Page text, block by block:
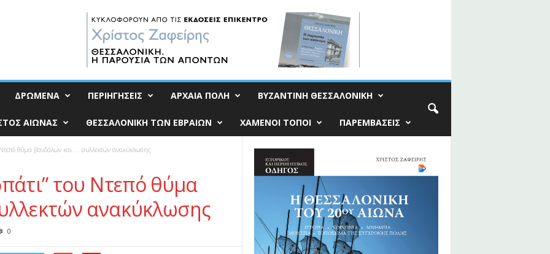
ΔΡΩΜΕΝΑ ΠΕΡΙΗΓΗΣΕΙΣ ΑΡΧΑΙΑ ΠΟΛΗ ΒΥΖΑΝΤΙΝΗ ΘΕΣΣΑΛΟΝΙΚΗ
ΑΙΩΝΑΣ ΘΕΣΣΑΛΟΝΙΚΗ ΤΩΝ ΕΒΡΑΙΩΝ ΧΑΜΕΝΟΙ ΤΟΠΟΙ ΠΑΡΕΜΒΑΣΕΙΣ
Ντεπό θύμα βανδάλων και … συλλεκτών ανακύκλωσης
του Ντεπό θύμα
ανακύκλωσης
0